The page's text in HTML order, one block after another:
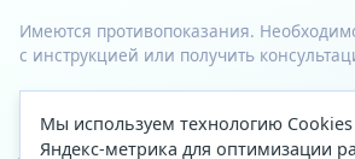
Имеются противопоказания.
с инструкцией или получить
© 2023—2026 Все права защищены.
Адрес
Мы используем технологию Cookies
Яндекс-метрика для оптимизации